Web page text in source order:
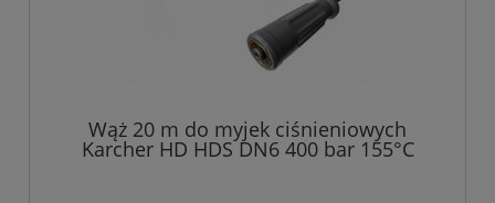
Wąż 20 m do myjek ciśnieniowych
Karcher HD HDS DN6 400 bar 155°C